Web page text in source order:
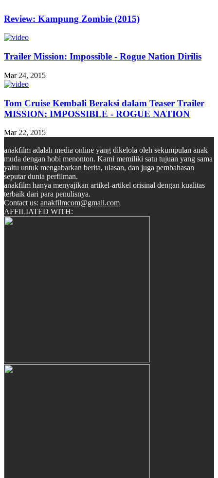
Review: Kampung Zombie (2015)
Trailer Mission: Impossible - Rogue Nation Dirilis
Mar 24, 2015
Tom Cruise Kembali Beraksi dalam Teaser Trailer
MISSION: IMPOSSIBLE - ROGUE NATION
Mar 22, 2015
anakfilm adalah media online yang dikelola oleh sekumpulan anak
muda dengan hobi menonton. Kami memiliki satu tujuan yang sama
yaitu untuk mengabarkan berita, ulasan, dan juga pembahasan
seputar dunia perfilman.
anakfilm hanya menyajikan artikel-artikel orisinal dengan kualitas
terbaik dari para penulisnya.
Contact us: anakfilmcom@gmail.com
AFFILIATED WITH: